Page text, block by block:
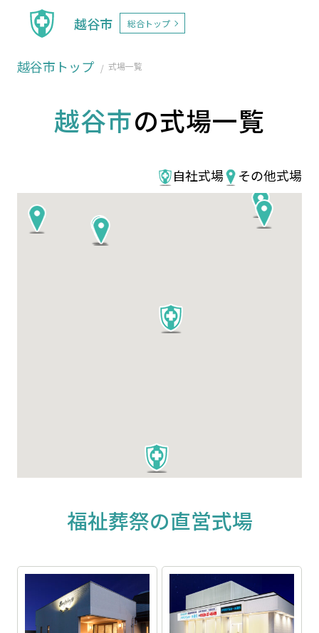
越谷市 総合トップ
越谷市トップ 式場一覧
越谷市の式場一覧
自社式場 その他式場
福祉葬祭の直営式場